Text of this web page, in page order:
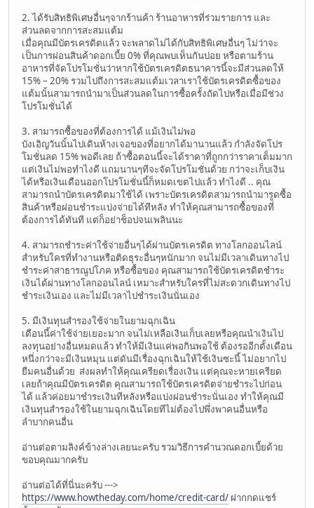
2. ได้รับสิทธิพิเศษอื่นๆจากร้านค้า ร้านอาหารที่ร่วมรายการ และ
ส่วนลดจากการสะสมแต้ม
เมื่อคุณมีบัตรเครดิตแล้ว จะพลาดไม่ได้กับสิทธิพิเศษอื่นๆ ไม่ว่าจะ
เป็นการผ่อนสินค้าดอกเบี้ย 0% ที่คุณพบเห็นกันบ่อย หรือตามร้าน
อาหารที่จัดโปรโมชั่นว่าหากใช้บัตรเครดิตธนาคารนี้จะมีส่วนลดให้
15% – 20% รวมไปถึงการสะสมแต้มเวลาเราใช้บัตรเครดิตซื้อของ
แต้มนั้นสามารถนำมาเป็นส่วนลดในการซื้อครั้งถัดไปหรือเมื่อมีช่วง
โปรโมชั่นได้
3. สามารถซื้อของที่ต้องการได้ แม้เงินไม่พอ
บังเอิญวันนั้นไปเดินห้างเจอของที่อยากได้มานานแล้ว กำลังจัดโปร
โมชั่นลด 15% พอดีเลย ถ้าซื้อตอนนี้จะได้ราคาที่ถูกกว่าราคาเต็มมาก
แต่เงินไม่พอทำไงดี แถมนานๆทีจะจัดโปรโมชั่นด้วย กว่าจะเก็บเงิน
ได้หรือเงินเดือนออกโปรโมชั่นนี้ก็หมดเขตไปแล้ว ทำไงดี .. คุณ
สามารถนำบัตรเครดิตมาใช้ได้ เพราะบัตรเครดิตสามารถนำมารูดซื้อ
สินค้าหรือผ่อนชำระแบ่งจ่ายได้ทีหลัง ทำให้คุณสามารถซื้อของที่
ต้องการได้ทันที แต่ก็อย่าช็อปจนเพลินนะ
4. สามารถชำระค่าใช้จ่ายอื่นๆได้ผ่านบัตรเครดิต ทางโลกออนไลน์
สำหรับใครที่ทำงานหรือติดธุระอื่นๆหนักมาก จนไม่มีเวลาเดินทางไป
ชำระค่าสาธารณูปโภค หรือซื้อของ คุณสามารถใช้บัตรเครดิตชำระ
เงินได้ผ่านทางโลกออนไลน์ เหมาะสำหรับใครที่ไม่สะดวกเดินทางไป
ชำระเงินเอง และไม่มีเวลาไปชำระเงินนั่นเอง
5. มีเงินทุนสำรองใช้จ่ายในยามฉุกเฉิน
เดือนนี้ค่าใช้จ่ายเยอะมาก จนไม่เหลือเงินเก็บเลยหรือคุณนำเงินไป
ลงทุนอย่างอื่นหมดแล้ว ทำให้มีเงินแค่พอกินพอใช้ ต้องรออีกตั้งเดือน
หนึ่งกว่าจะมีเงินหมุน แต่ดันมีเรื่องฉุกเฉินให้ใช้เงินซะนี้ ไม่อยากไป
ยืมคนอื่นด้วย ส่งผลทำให้คุณเครียดเรื่องเงิน แต่คุณจะหายเครียด
เลยถ้าคุณมีบัตรเครดิต คุณสามารถใช้บัตรเครดิตจ่ายชำระไปก่อน
ได้ แล้วค่อยมาชำระเงินทีหลังหรือแบ่งผ่อนชำระนั่นเอง ทำให้คุณมี
เงินทุนสำรองใช้ในยามฉุกเฉินโดยทีไม่ต้องไปพึ่งพาคนอื่นหรือ
ลำบากคนอื่น
อ่านต่อตามลิงค์ข้างล่างเลยนะครับ รวมวิธีการคำนวณดอกเบี้ยด้วย
ขอบคุณมากครับ
อ่านต่อได้ที่นี่นะครับ --->
https://www.howtheday.com/home/credit-card/ ฝากกดแชร์